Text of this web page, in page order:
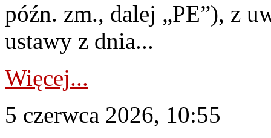
późn. zm., dalej „PE”), z
ustawy z dnia...
Więcej...
5 czerwca 2026, 10:55